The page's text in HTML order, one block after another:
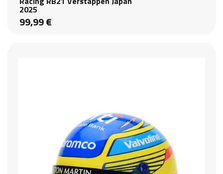
2025
99,99 €